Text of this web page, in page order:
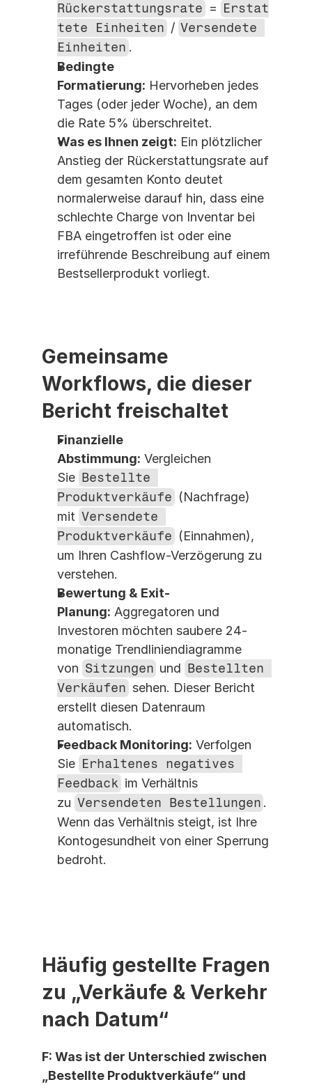
Rückerstattungsrate = Erstat
tete Einheiten / Versendete
Einheiten .
Bedingte
Formatierung: Hervorheben jedes
Tages (oder jeder Woche), an dem
die Rate 5% überschreitet.
Was es Ihnen zeigt: Ein plötzlicher
Anstieg der Rückerstattungsrate auf
dem gesamten Konto deutet
normalerweise darauf hin, dass eine
schlechte Charge von Inventar bei
FBA eingetroffen ist oder eine
irreführende Beschreibung auf einem
Bestsellerprodukt vorliegt.
Gemeinsame
Workflows, die dieser
Bericht freischaltet
Finanzielle
Abstimmung: Vergleichen
Sie Bestellte
Produktverkäufe (Nachfrage)
mit Versendete
Produktverkäufe (Einnahmen),
um Ihren Cashflow-Verzögerung zu
verstehen.
Bewertung & Exit-
Planung: Aggregatoren und
Investoren möchten saubere 24-
monatige Trendliniendiagramme
von Sitzungen und Bestellten
Verkäufen sehen. Dieser Bericht
erstellt diesen Datenraum
automatisch.
Feedback Monitoring: Verfolgen
Sie Erhaltenes negatives
Feedback im Verhältnis
zu Versendeten Bestellungen .
Wenn das Verhältnis steigt, ist Ihre
Kontogesundheit von einer Sperrung
bedroht.
Häufig gestellte Fragen
zu „Verkäufe & Verkehr
nach Datum“
F: Was ist der Unterschied zwischen
„Bestellte Produktverkäufe“ und